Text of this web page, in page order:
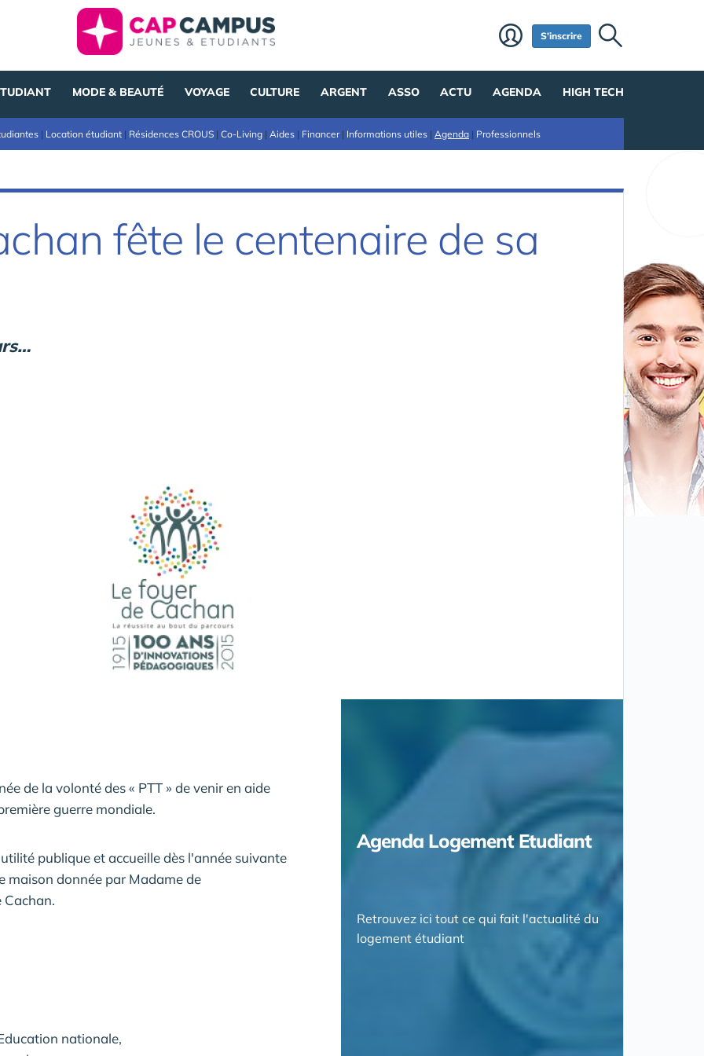
S'inscrire
MODE & BEAUTÉ VOYAGE CULTURE ARGENT ASSO ACTU AGENDA HIGH TECH
| Location étudiant | Résidences CROUS | Co-Living | Aides | Financer| Informations utiles | Agenda | Professionnels
fête le centenaire de sa
de la volonté des « PTT » de venir en aide
guerre mondiale.
publique et accueille dès l'année suivante
maison donnée par Madame de
Cachan.
nationale,
Agenda Logement Etudiant
Retrouvez ici tout ce qui fait l'actualité du
logement étudiant